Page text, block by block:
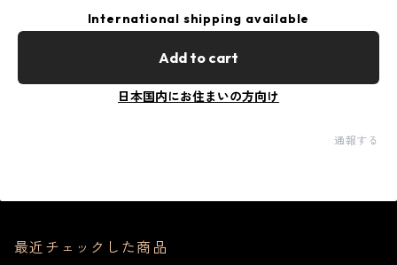
International shipping available
Add to cart
日本国内にお住まいの方向け
通報する
最近チェックした商品